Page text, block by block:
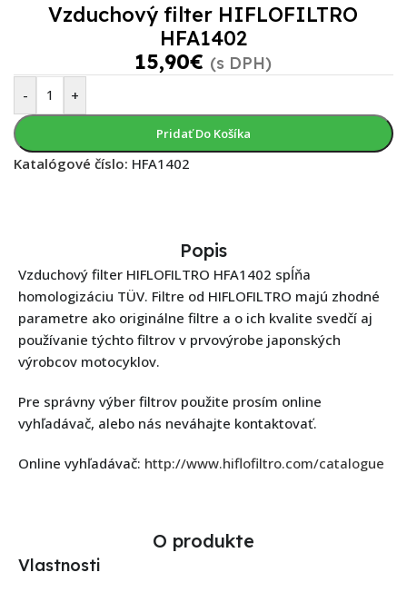
Vzduchový filter HIFLOFILTRO
HFA1402
15,90€ (s DPH)
- +
Pridať Do Košíka
Katalógové číslo: HFA1402
Popis
Vzduchový filter HIFLOFILTRO HFA1402 spĺňa
homologizáciu TÜV. Filtre od HIFLOFILTRO majú zhodné
parametre ako originálne filtre a o ich kvalite svedčí aj
používanie týchto filtrov v prvovýrobe japonských
výrobcov motocyklov.
Pre správny výber filtrov použite prosím online
vyhľadávač, alebo nás neváhajte kontaktovať.
Online vyhľadávač: http://www.hiflofiltro.com/catalogue
O produkte
Vlastnosti